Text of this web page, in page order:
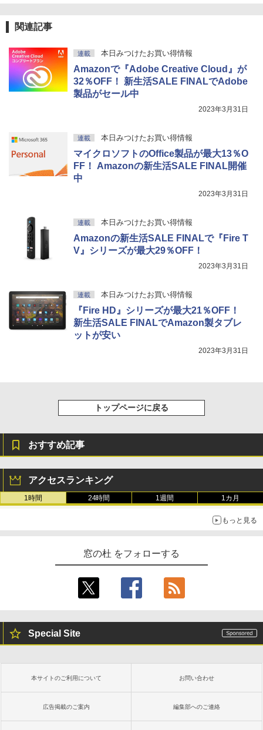
関連記事
連載 本日みつけたお買い得情報
Amazonで『Adobe Creative Cloud』が
32％OFF！ 新生活SALE FINALでAdobe
製品がセール中
2023年3月31日
連載 本日みつけたお買い得情報
マイクロソフトのOffice製品が最大13％O
FF！ Amazonの新生活SALE FINAL開催
中
2023年3月31日
連載 本日みつけたお買い得情報
Amazonの新生活SALE FINALで『Fire T
V』シリーズが最大29％OFF！
2023年3月31日
連載 本日みつけたお買い得情報
『Fire HD』シリーズが最大21％OFF！
新生活SALE FINALでAmazon製タブレ
ットが安い
2023年3月31日
トップページに戻る
おすすめ記事
アクセスランキング
1時間 24時間 1週間 1カ月
もっと見る
窓の杜 をフォローする
Special Site
本サイトのご利用について お問い合わせ
広告掲載のご案内 編集部へのご連絡